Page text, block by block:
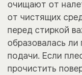
очищают от
от чистящих
перед стиркой
образовалась ли
подачи. Если
прочистить